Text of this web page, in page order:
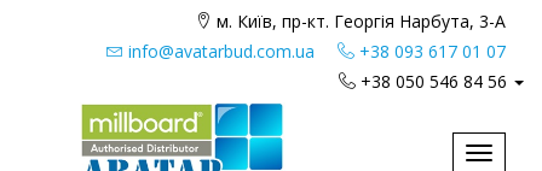
м. Київ, пр-кт. Георгія Нарбута, 3-А
info@avatarbud.com.ua
+38 093 617 01 07
+38 050 546 84 56
Toggle